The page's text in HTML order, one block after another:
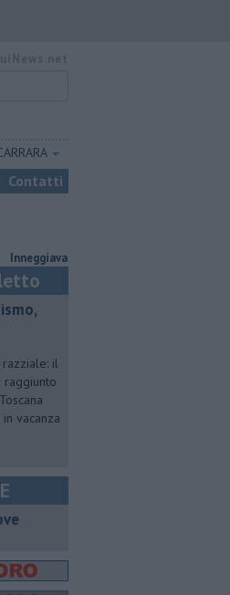
Contatti
Jihad e al nazismo, adolescente
razziale: il
raggiunto
vacanza